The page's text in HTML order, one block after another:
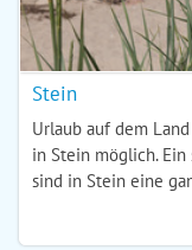
Stein
Urlaub auf dem
in Stein möglich.
sind in Stein eine